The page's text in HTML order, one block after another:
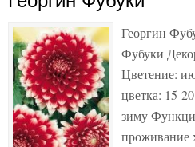
Георгин
Фубуки
Цветение:
цветка: 15-
зиму
проживание